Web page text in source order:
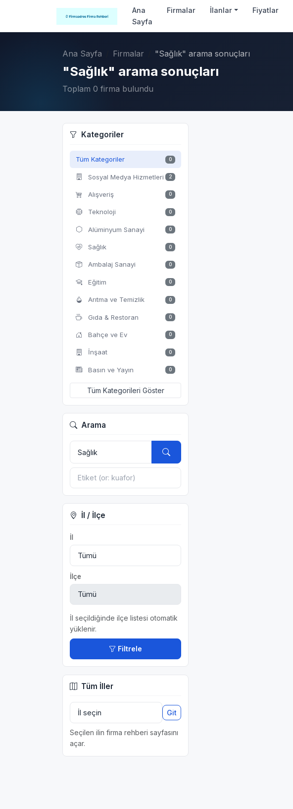
Ana
Sayfa
Firmalar İlanlar Fiyatlar
Ana Sayfa Firmalar "Sağlık" arama sonuçları
"Sağlık" arama sonuçları
Toplam 0 firma bulundu
Kategoriler
Tüm Kategoriler 0
Sosyal Medya Hizmetleri 2
Alışveriş 0
Teknoloji 0
Alüminyum Sanayi 0
Sağlık 0
Ambalaj Sanayi 0
Eğitim 0
Arıtma ve Temizlik 0
Gıda & Restoran 0
Bahçe ve Ev 0
İnşaat 0
Basın ve Yayın 0
Tüm Kategorileri Göster
Arama
İl / İlçe
İl
İlçe
İl seçildiğinde ilçe listesi otomatik
yüklenir.
Filtrele
Tüm İller
Git
Seçilen ilin firma rehberi sayfasını
açar.